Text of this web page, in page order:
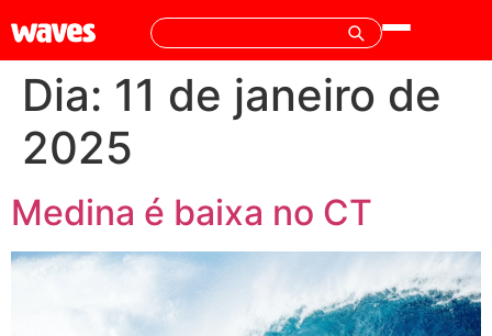
Dia: 11 de janeiro de
2025
Medina é baixa no CT